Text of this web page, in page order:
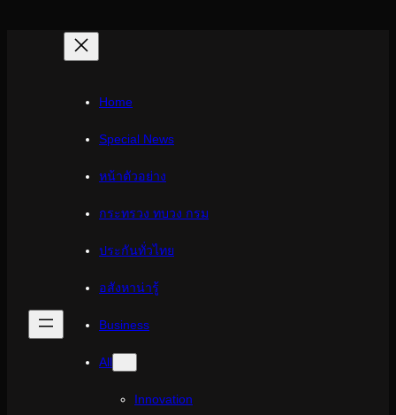
Home
Special News
หน้าตัวอย่าง
กระทรวง ทบวง กรม
ประกันทั่วไทย
อสังหาน่ารู้
Business
All
Innovation